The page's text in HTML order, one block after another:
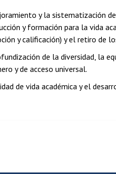
y la sistematización
y formación para la vida
y calificación) y el retiro de
de la diversidad, la
y de acceso universal.
de vida académica y el